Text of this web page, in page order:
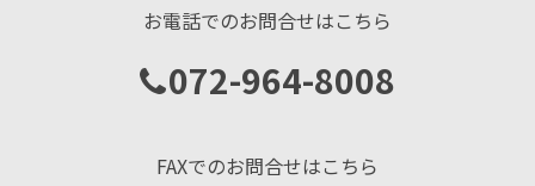
お電話でのお問合せはこちら
072-964-8008
FAXでのお問合せはこちら